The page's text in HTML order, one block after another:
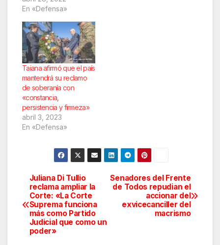
En «Defensa»
Taiana afirmó que el país
mantendrá su reclamo
de soberanía con
«constancia,
persistencia y firmeza»
abril 3, 2023
En «Defensa»
Navegación
de
entradas
Senadores del Frente
de Todos repudian el
accionar del
exvicecanciller del
macrismo
Juliana Di Tullio
reclama ampliar la
Corte: «La Corte
Suprema funciona
más como Partido
Judicial que como un
poder»